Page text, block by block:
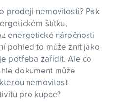
prodeji nemovitosti? Pak
štítku,
energetické náročnosti
pohled to může znít jako
potřeba zařídit. Ale co
dokument může
nemovitost
pro kupce?